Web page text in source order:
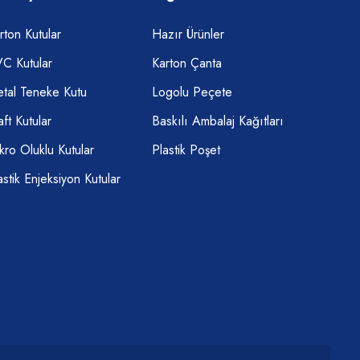
Kutular
Kutular
Teneke Kutu
Kutular
Oluklu Kutular
Enjeksiyon Kutular
Hazır Ürünler
Karton Çanta
Logolu Peçete
Baskılı Ambalaj Kağıtları
Plastik Poşet